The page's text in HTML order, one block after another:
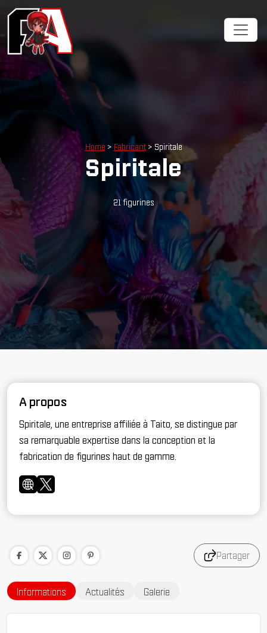
Home > Fabricant> Spiritale
Spiritale
21 figurines
A propos
Spiritale, une entreprise affiliée à Taito, se distingue par
sa remarquable expertise dans la conception et la
fabrication de figurines haut de gamme.
Partager
Informations Actualités Galerie